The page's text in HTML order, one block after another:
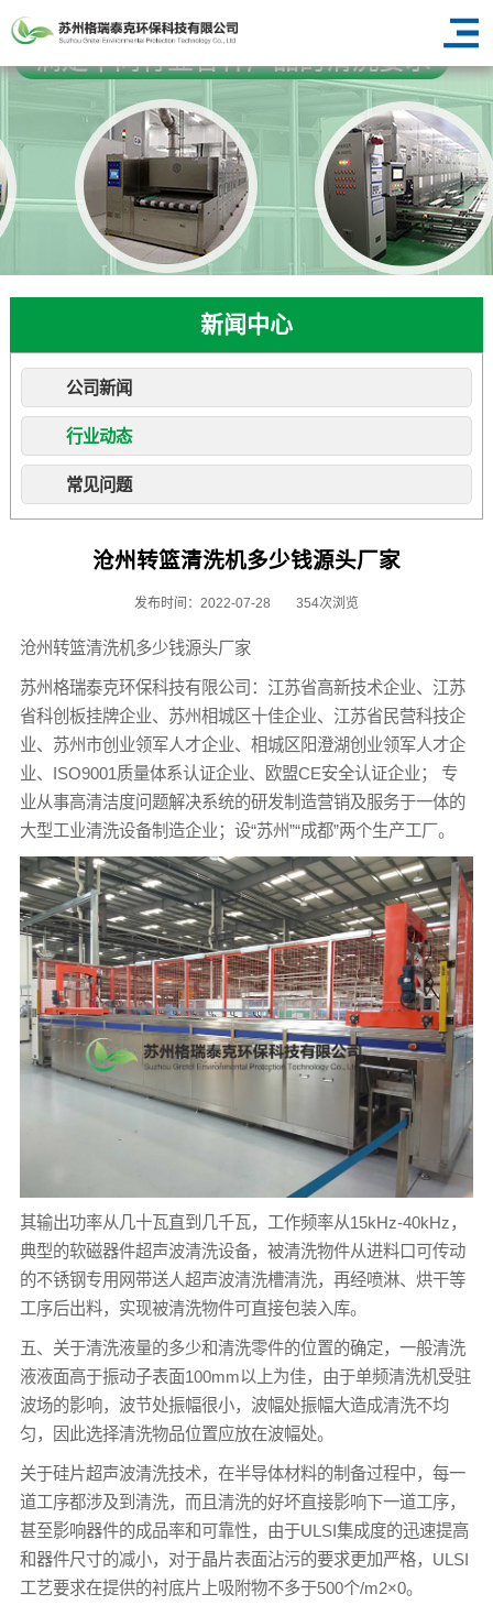
新闻中心
公司新闻
行业动态
常见问题
沧州转篮清洗机多少钱源头厂家
发布时间：2022-07-28 354次浏览
沧州转篮清洗机多少钱源头厂家
苏州格瑞泰克环保科技有限公司：江苏省高新技术企业、江苏
省科创板挂牌企业、苏州相城区十佳企业、江苏省民营科技企
业、苏州市创业领军人才企业、相城区阳澄湖创业领军人才企
业、ISO9001质量体系认证企业、欧盟CE安全认证企业； 专
业从事高清洁度问题解决系统的研发制造营销及服务于一体的
大型工业清洗设备制造企业；设“苏州”“成都”两个生产工厂。
其输出功率从几十瓦直到几千瓦，工作频率从15kHz-40kHz，
典型的软磁器件超声波清洗设备，被清洗物件从进料口可传动
的不锈钢专用网带送人超声波清洗槽清洗，再经喷淋、烘干等
工序后出料，实现被清洗物件可直接包装入库。
五、关于清洗液量的多少和清洗零件的位置的确定，一般清洗
液液面高于振动子表面100mm以上为佳，由于单频清洗机受驻
波场的影响，波节处振幅很小，波幅处振幅大造成清洗不均
匀，因此选择清洗物品位置应放在波幅处。
关于硅片超声波清洗技术，在半导体材料的制备过程中，每一
道工序都涉及到清洗，而且清洗的好坏直接影响下一道工序，
甚至影响器件的成品率和可靠性，由于ULSI集成度的迅速提高
和器件尺寸的减小，对于晶片表面沾污的要求更加严格，ULSI
工艺要求在提供的衬底片上吸附物不多于500个/m2×0。